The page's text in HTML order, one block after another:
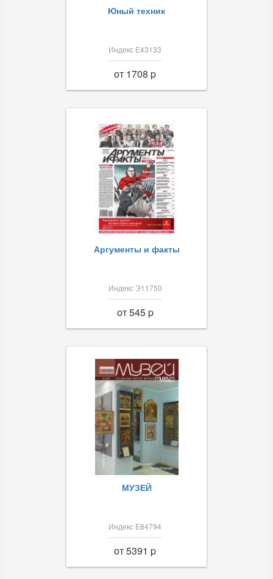
Юный техник
Индекс Е43133
от 1708 p
Аргументы и факты
Индекс Э11750
от 545 p
МУЗЕЙ
Индекс Е84794
от 5391 p